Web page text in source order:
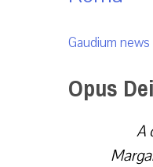
Gaudium news
Opus
A